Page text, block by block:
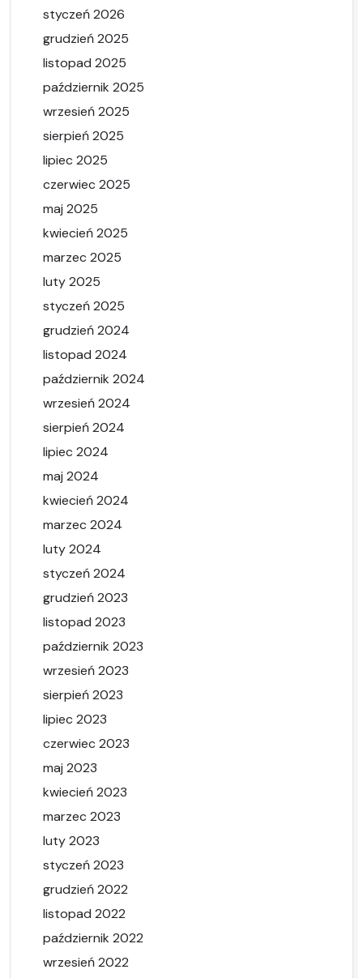
styczeń 2026
grudzień 2025
listopad 2025
październik 2025
wrzesień 2025
sierpień 2025
lipiec 2025
czerwiec 2025
maj 2025
kwiecień 2025
marzec 2025
luty 2025
styczeń 2025
grudzień 2024
listopad 2024
październik 2024
wrzesień 2024
sierpień 2024
lipiec 2024
maj 2024
kwiecień 2024
marzec 2024
luty 2024
styczeń 2024
grudzień 2023
listopad 2023
październik 2023
wrzesień 2023
sierpień 2023
lipiec 2023
czerwiec 2023
maj 2023
kwiecień 2023
marzec 2023
luty 2023
styczeń 2023
grudzień 2022
listopad 2022
październik 2022
wrzesień 2022